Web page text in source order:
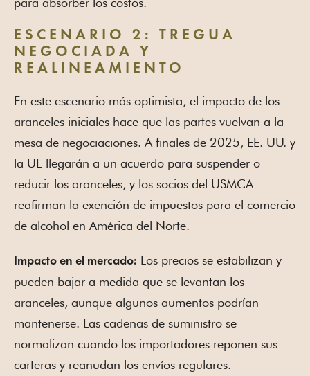
ESCENARIO 2: TREGUA
NEGOCIADA Y
REALINEAMIENTO
En este escenario más optimista, el impacto de los
aranceles iniciales hace que las partes vuelvan a la
mesa de negociaciones. A finales de 2025, EE. UU. y
la UE llegarán a un acuerdo para suspender o
reducir los aranceles, y los socios del USMCA
reafirman la exención de impuestos para el comercio
de alcohol en América del Norte.
Impacto en el mercado: Los precios se estabilizan y
pueden bajar a medida que se levantan los
aranceles, aunque algunos aumentos podrían
mantenerse. Las cadenas de suministro se
normalizan cuando los importadores reponen sus
carteras y reanudan los envíos regulares.